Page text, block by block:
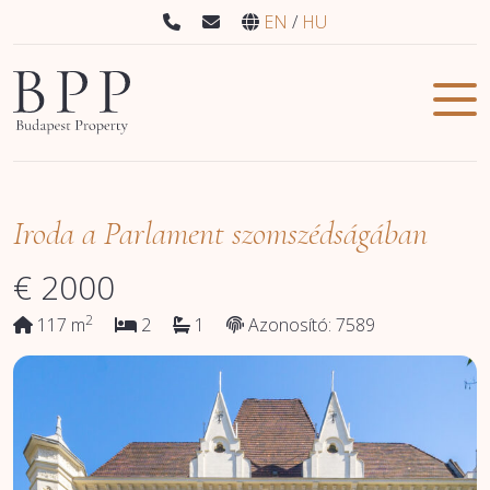
EN HU
Iroda a Parlament szomszédságában
€ 2000
117 m2 2 1 Azonosító: 7589